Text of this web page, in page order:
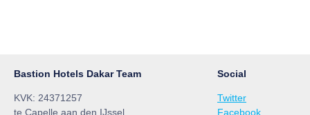
Bastion Hotels Dakar Team
KVK: 24371257
te Capelle aan den IJssel
Social
Twitter
Facebook